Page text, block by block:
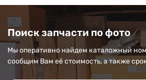
Поиск запчасти по фото
Мы оперативно найдем каталожный
сообщим Вам её стоимость, а также